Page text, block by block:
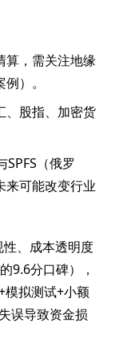
算，需关注地缘
）。
、股指、加密货
SPFS（俄罗
来可能改变行业
、成本透明度
的9.6分口碑），
模拟测试+小额
误导致资金损